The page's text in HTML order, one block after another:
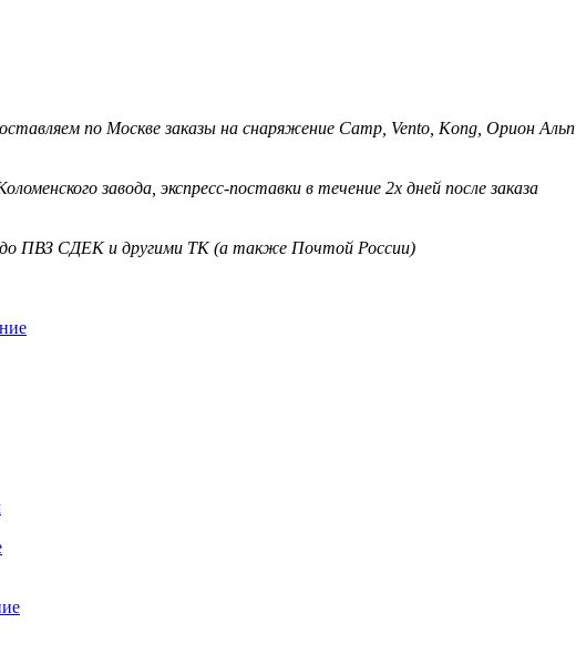
по Москве заказы на снаряжение Camp, Vento, Kong, Орион Альп
завода, экспресс-поставки в течение 2х дней после заказа
до ПВЗ СДЕК и другими ТК (а также Почтой России)